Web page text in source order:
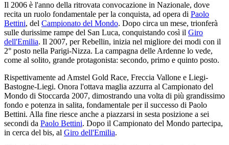
Il 2006 è l'anno della ritrovata convocazione in Nazionale, dove
recita un ruolo fondamentale per la conquista, ad opera di Paolo
Bettini, del Campionato del Mondo. Dopo circa un mese, trionferà
sulle durissime rampe del San Luca, conquistando così il Giro
dell'Emilia. Il 2007, per Rebellin, inizia nel migliore dei modi con il
2° posto nella Parigi-Nizza. La campagna delle Ardenne lo vede,
come al solito, grande protagonista: secondo, primo e quinto posto.
Rispettivamente ad Amstel Gold Race, Freccia Vallone e Liegi-
Bastogne-Liegi. Onora l'ottava maglia azzurra al Campionato del
Mondo di Stoccarda 2007, dimostrando una volta di più grandissimo
fondo e potenza in salita, fondamentale per il successo di Paolo
Bettini. Alla fine riesce anche a piazzarsi in sesta posizione a sei
secondi da Paolo Bettini. Dopo il Campionato del Mondo partecipa,
in cerca del bis, al Giro dell'Emilia.